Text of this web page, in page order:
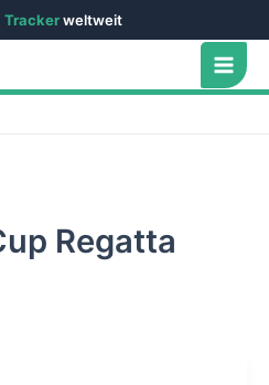
Trackerweltweit
Regatta